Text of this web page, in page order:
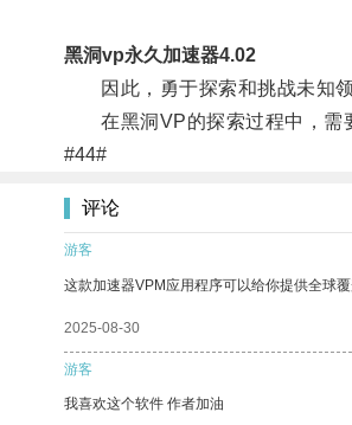
黑洞vp永久加速器4.02
因此，勇于探索和挑战未知领
在黑洞VP的探索过程中，需要
#44#
评论
游客
这款加速器VPM应用程序可以给你提供全球覆
2025-08-30
游客
我喜欢这个软件 作者加油